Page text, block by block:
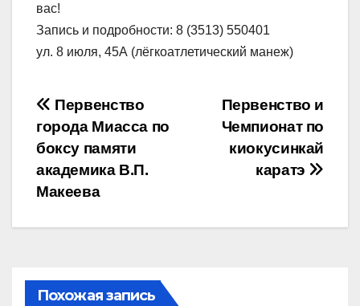
вас!
Запись и подробности: 8 (3513) 550401
ул. 8 июля, 45А (лёгкоатлетический манеж)
Навигация
по
записям
Первенство и
Чемпионат по
киокусинкай
каратэ
Первенство
города Миасса по
боксу памяти
академика В.П.
Макеева
Похожая запись